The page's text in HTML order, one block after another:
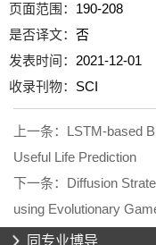
页面范围： 190-208
是否译文：否
发表时间： 2021-12-01
收录刊物： SCI
上一条： LSTM-based
Useful Life Prediction
下一条： Diffusion
using Evolutionary
同专业博导